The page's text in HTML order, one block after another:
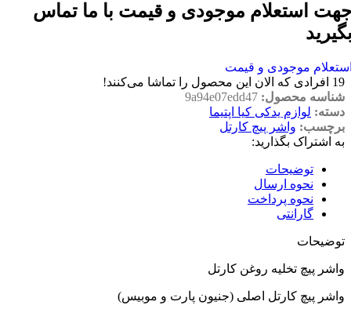
استعلام موجودی و قیمت با ما تماس
موجودی و قیمت
19 افرادی که الان این محصول را تماشا می‌کنند!
شناسه محصول: 9a94e07edd47
دسته: لوازم یدکی کیا اپتیما
برچسب: واشر پیچ کارتل
به اشتراک بگذارید:
توضیحات
نحوه ارسال
نحوه پرداخت
گارانتی
توضیحات
واشر پیچ تخلیه روغن کارتل
واشر پیچ کارتل اصلی (جنیون پارت و موبیس)